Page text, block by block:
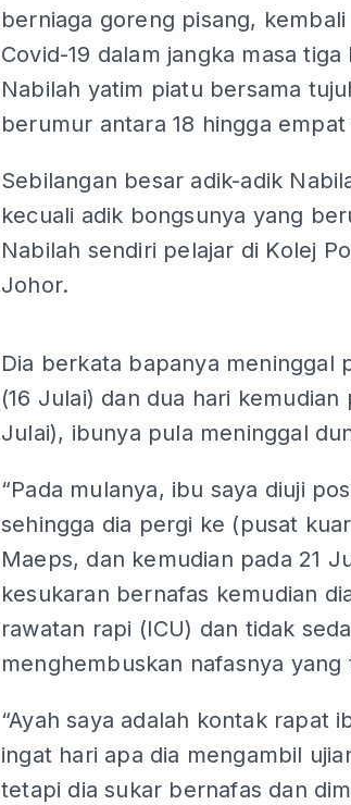
berniaga goreng pisang,
Covid-19 dalam jangka masa
Nabilah yatim piatu bersama
berumur antara 18 hingga
Sebilangan besar adik-adik
kecuali adik bongsunya yang
Nabilah sendiri pelajar di Kolej
Johor.
Dia berkata bapanya meninggal
(16 Julai) dan dua hari kemudian
Julai), ibunya pula meninggal
“Pada mulanya, ibu saya diuji
sehingga dia pergi ke (pusat
Maeps, dan kemudian pada 21
kesukaran bernafas kemudian
rawatan rapi (ICU) dan tidak
menghembuskan nafasnya
“Ayah saya adalah kontak rapat
ingat hari apa dia mengambil
tetapi dia sukar bernafas dan